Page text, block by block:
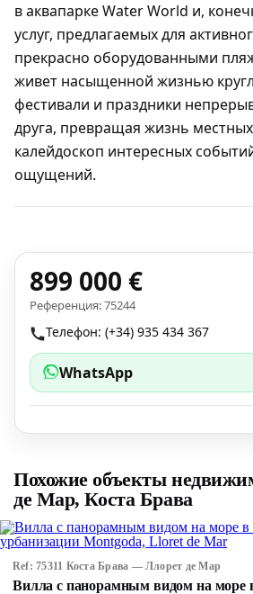
в аквапарке Water World и,
услуг, предлагаемых для
прекрасно оборудованными
живет насыщенной жизнью
фестивали и праздники
друга, превращая жизнь
калейдоскоп интересных
ощущений.
899 000 €
Референция: 75244
Телефон: (+34) 935 434 367
WhatsApp
Похожие объекты
де Мар, Коста Брава
Ref: 75311 Коста Брава — Ллорет де Мар
Вилла с панорамным видом на море